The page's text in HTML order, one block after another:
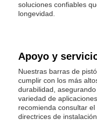
soluciones confiables
longevidad.
Apoyo y
Nuestras barras de
cumplir con los más
durabilidad,
variedad de
recomienda consultar
directrices de